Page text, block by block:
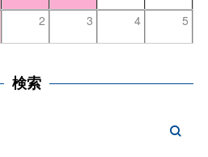
2 3 4 5
検索